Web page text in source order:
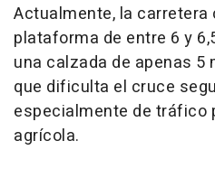
Actualmente, la carretera
plataforma de entre 6 y
una calzada de apenas
que dificulta el cruce
especialmente de tráfico
agrícola.